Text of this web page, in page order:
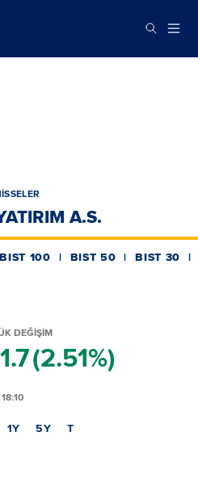
A.S.
BIST 100 BIST 50 BIST 30
DEĞİŞİM
1.7(2.51%)
1Y 5Y T